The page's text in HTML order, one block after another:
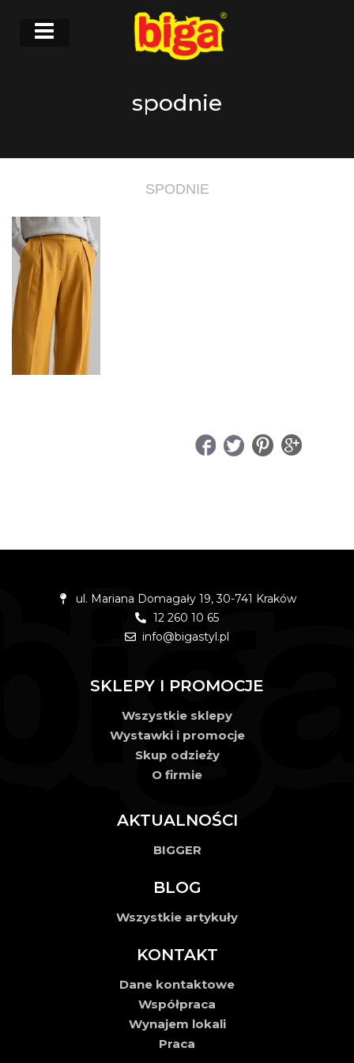
spodnie
SPODNIE
ul. Mariana Domagały 19, 30-741 Kraków
12 260 10 65
info@bigastyl.pl
SKLEPY I PROMOCJE
Wszystkie sklepy
Wystawki i promocje
Skup odzieży
O firmie
AKTUALNOŚCI
BIGGER
BLOG
Wszystkie artykuły
KONTAKT
Dane kontaktowe
Współpraca
Wynajem lokali
Praca